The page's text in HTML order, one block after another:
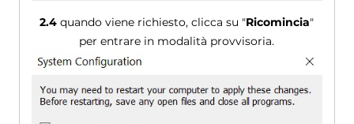
2.4 quando viene richiesto, clicca su "Ricomincia"
per entrare in modalità provvisoria.